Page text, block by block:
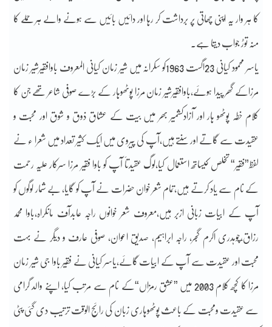
کا ہر وار یہ اپنی چھاتی پر برداشت کر رہا اور دائیں بائیں سے ہونے والے ہر حملے کا
منہ توڑ جواب دیتا ہے۔
یاسر محمود کیانی 23اگست 1963کو سکرانہ میں شیر زمان کیانی المعروف باوافقیرشیر زمان
مرزاکے گھر پیدا ہوئے،باوافقیرشیر زمان مرزا پوٹھوہار کے بڑے صوفی شاعر تھے جن کا
کلام خطہ پوٹھو ہار اور آزادکشمیر بھر میں بیت کے عشاق ذوق و شوق اور محبت و
عقیدت سے گاتے اور سنتے ہیں،آپ کی پیروی میں ایک کثیر تعداد میں شعرا ء نے
لفظ”فقیر“ تخلص کیساتھ استعمال کیا،لوگ عقیدتاََ آپ کو باوا فقیر مرزا سرکار علیہ رحمت
کے نام سے یاد کرتے ہیں،تمام شعر خوان حضرات نے آپ کو گایا، بے شمار لوگوں کو
آپ کے ابیات زبانی ازبر ہیں،معروف شعر خوانوں راجہ عابدآف مانکراہ،باوا محمد
رزاق،چوہدری اکرم گجر، راجہ ابراہیم، صدیق اعوان، صوفی عارف و دیگر نے بہت
محبت اور عقیدت سے آپ کے ابیات گائے،یاسر کیانی نے فقیر باوا جی شیر زمان
مرزا کا کچھ کلام 2003 میں ”عشق رمزاں“کے نام سے مرتب کیا، اپنے والد گرامی
سے عقیدت ومحبت کے باعث پوٹھوہاری زبان کی رائج الوقت ترتیب دی گئی پٹی